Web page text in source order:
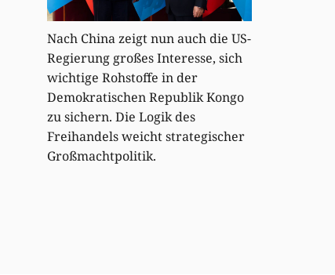
Nach China zeigt nun auch die US-
Regierung großes Interesse, sich
wichtige Rohstoffe in der
Demokratischen Republik Kongo
zu sichern. Die Logik des
Freihandels weicht strategischer
Großmachtpolitik.